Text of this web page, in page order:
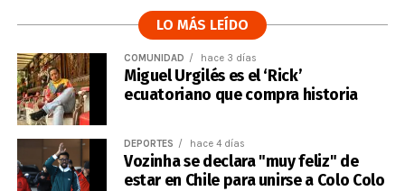
LO MÁS LEÍDO
COMUNIDAD hace 3 días
Miguel Urgilés es el ‘Rick’
ecuatoriano que compra historia
DEPORTES hace 4 días
Vozinha se declara "muy feliz" de
estar en Chile para unirse a Colo Colo